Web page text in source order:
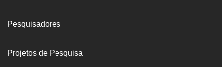
Pesquisadores
Projetos de Pesquisa